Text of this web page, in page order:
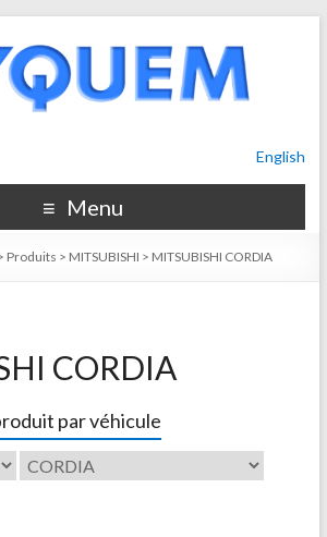
English
Menu
Produits > MITSUBISHI > MITSUBISHI CORDIA
CORDIA
par véhicule